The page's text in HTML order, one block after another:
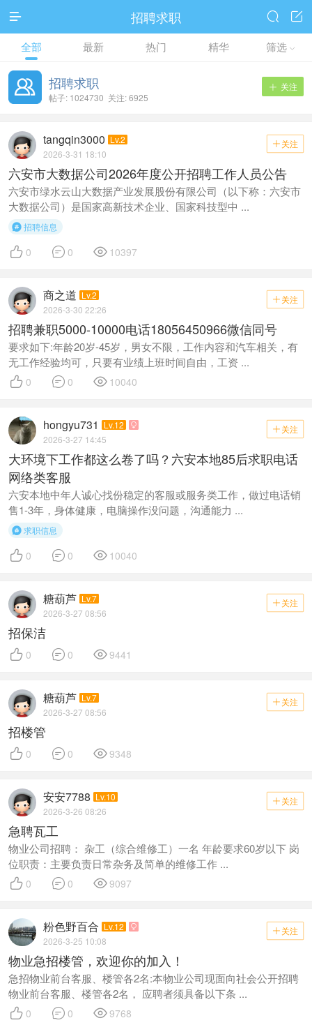
 招聘求职 

全部 最新 热门 精华 筛选 
 关注
招聘求职
帖子: 1024730 关注: 6925
 关注
tangqin3000 Lv.2
2026-3-31 18:10
六安市大数据公司2026年度公开招聘工作人员公告
六安市绿水云山大数据产业发展股份有限公司（以下称：六安市
大数据公司）是国家高新技术企业、国家科技型中 ...
招聘信息
 0  0  10397
 关注
商之道 Lv.2
2026-3-30 22:26
招聘兼职5000-10000电话18056450966微信同号
要求如下:年龄20岁-45岁，男女不限，工作内容和汽车相关，有
无工作经验均可，只要有业绩上班时间自由，工资 ...
 0  0  10040
 关注
hongyu731 Lv.12 
2026-3-27 14:45
大环境下工作都这么卷了吗？六安本地85后求职电话
网络类客服
六安本地中年人诚心找份稳定的客服或服务类工作，做过电话销
售1-3年，身体健康，电脑操作没问题，沟通能力 ...
求职信息
 0  0  10040
 关注
糖葫芦 Lv.7
2026-3-27 08:56
招保洁
 0  0 9441
 关注
糖葫芦 Lv.7
2026-3-27 08:56
招楼管
 0  0 9348
 关注
安安7788 Lv.10
2026-3-26 08:26
急聘瓦工
物业公司招聘： 杂工（综合维修工）一名 年龄要求60岁以下 岗
位职责：主要负责日常杂务及简单的维修工作 ...
 0  0 9097
 关注
粉色野百合 Lv.12 
2026-3-25 10:08
物业急招楼管，欢迎你的加入！
急招物业前台客服、楼管各2名:本物业公司现面向社会公开招聘
物业前台客服、楼管各2名， 应聘者须具备以下条 ...
 0  0 9768